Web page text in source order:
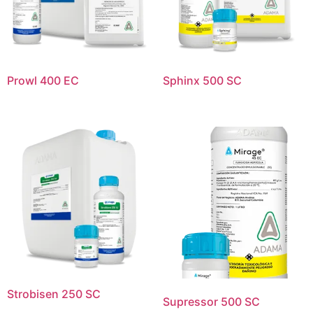
Prowl 400 EC Sphinx 500 SC
Strobisen 250 SC
Supressor 500 SC